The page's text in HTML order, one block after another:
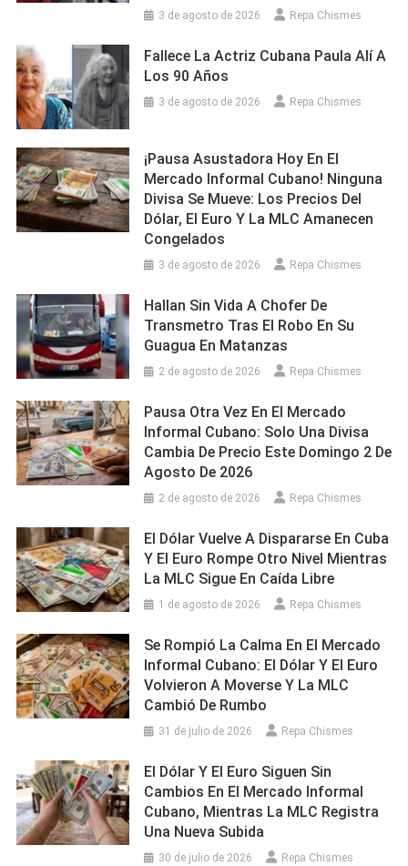
3 de agosto de 2026 Repa Chismes
Fallece La Actriz Cubana Paula Alí A
Los 90 Años
3 de agosto de 2026 Repa Chismes
¡Pausa Asustadora Hoy En El
Mercado Informal Cubano! Ninguna
Divisa Se Mueve: Los Precios Del
Dólar, El Euro Y La MLC Amanecen
Congelados
3 de agosto de 2026 Repa Chismes
Hallan Sin Vida A Chofer De
Transmetro Tras El Robo En Su
Guagua En Matanzas
2 de agosto de 2026 Repa Chismes
Pausa Otra Vez En El Mercado
Informal Cubano: Solo Una Divisa
Cambia De Precio Este Domingo 2 De
Agosto De 2026
2 de agosto de 2026 Repa Chismes
El Dólar Vuelve A Dispararse En Cuba
Y El Euro Rompe Otro Nivel Mientras
La MLC Sigue En Caída Libre
1 de agosto de 2026 Repa Chismes
Se Rompió La Calma En El Mercado
Informal Cubano: El Dólar Y El Euro
Volvieron A Moverse Y La MLC
Cambió De Rumbo
31 de julio de 2026 Repa Chismes
El Dólar Y El Euro Siguen Sin
Cambios En El Mercado Informal
Cubano, Mientras La MLC Registra
Una Nueva Subida
30 de julio de 2026 Repa Chismes